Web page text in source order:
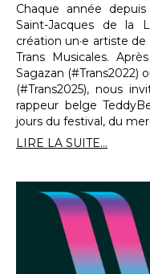
Chaque année
Saint-Jacques de la
création un·e artiste
Trans Musicales.
Sagazan (#Trans2022)
(#Trans2025), nous
rappeur belge
jours du festival, du
LIRE LA SUITE...